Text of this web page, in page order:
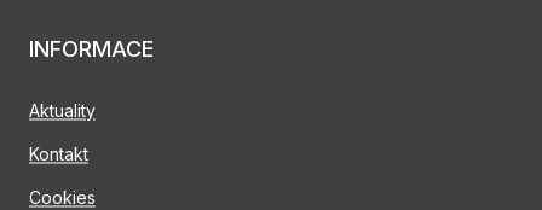
INFORMACE
Aktuality
Kontakt
Cookies